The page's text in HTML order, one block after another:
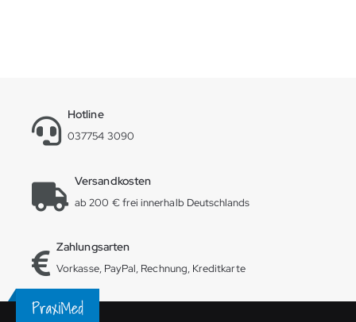
Hotline
037754 3090
Versandkosten
ab 200 € frei innerhalb Deutschlands
Zahlungsarten
Vorkasse, PayPal, Rechnung, Kreditkarte